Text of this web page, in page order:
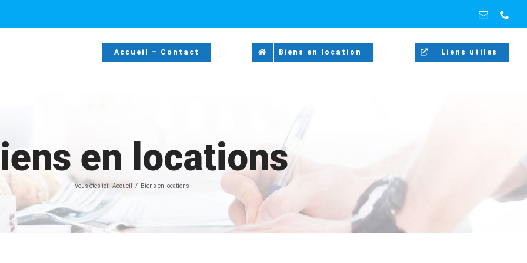
Email
Accueil – Contact Biens en location Liens utiles
en locations
Vous êtes ici: Accueil Biens en locations